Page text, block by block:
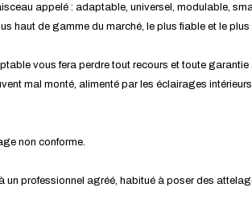
appelé : adaptable, universel, modulable,
haut de gamme du marché, le plus fiable et le plus
vous fera perdre tout recours et toute garantie
mal monté, alimenté par les éclairages
non conforme.
professionnel agréé, habitué à poser des